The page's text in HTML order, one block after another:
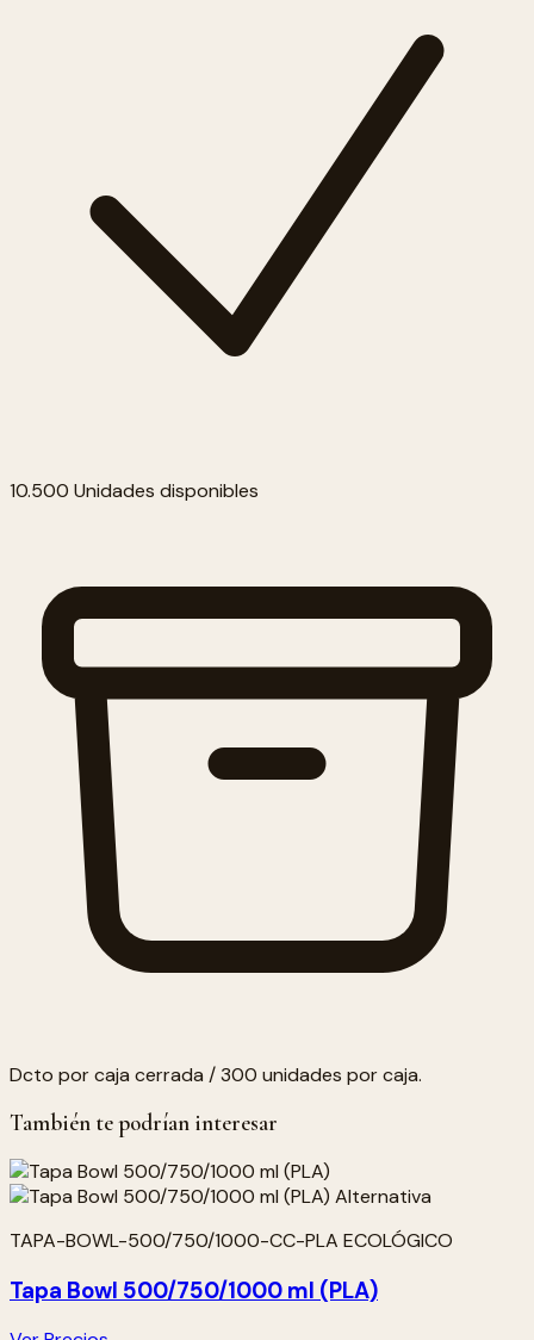
10.500 Unidades disponibles
Dcto por caja cerrada / 300 unidades por caja.
También te podrían interesar
TAPA-BOWL-500/750/1000-CC-PLA ECOLÓGICO
Tapa Bowl 500/750/1000 ml (PLA)